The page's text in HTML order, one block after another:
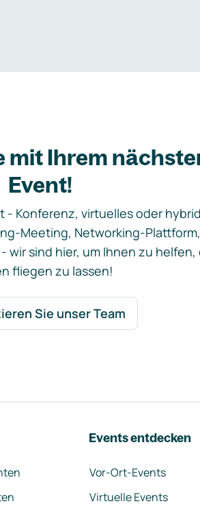
mit Ihrem
Event!
- Konferenz, virtuelles oder
Meeting, Networking-Plattform,
wir sind hier, um Ihnen zu helfen,
fliegen zu lassen!
Sie unser Team
Events entdecken
Vor-Ort-Events
Virtuelle Events